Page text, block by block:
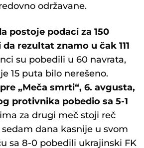
održavane.
postoje podaci za 150
rezultat znamo u čak 111
su pobedili u 60 navrata,
15 puta bilo nerešeno.
„Meča smrti“, 6. avgusta,
protivnika pobedio sa 5-1
za drugi meč stoji reč
sedam dana kasnije u svom
sa 8-0 pobedili ukrajinski FK